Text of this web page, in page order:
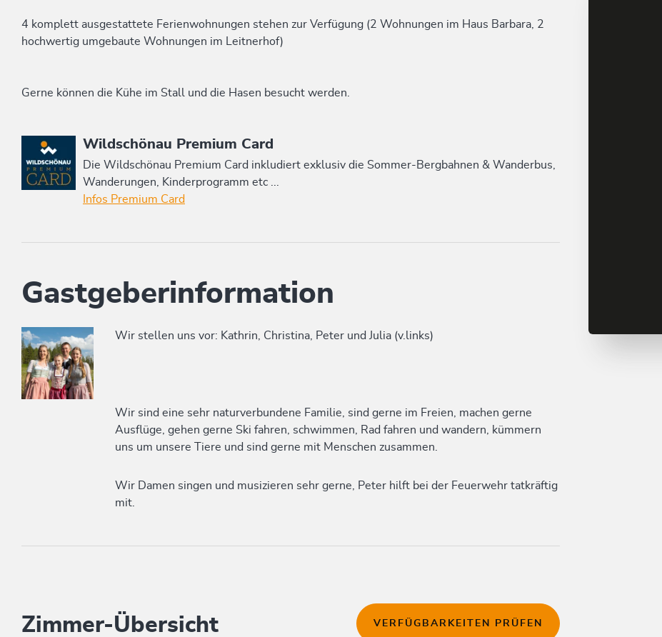
4 komplett ausgestattete Ferienwohnungen stehen zur Verfügung (2 Wohnungen im Haus Barbara, 2
hochwertig umgebaute Wohnungen im Leitnerhof)
Gerne können die Kühe im Stall und die Hasen besucht werden.
Diese Unterkunft ist Mitglied von
Wildschönau Premium Card
Die Wildschönau Premium Card inkludiert exklusiv die Sommer-Bergbahnen & Wanderbus,
Wanderungen, Kinderprogramm etc ...
Infos Premium Card
Gastgeberinformation
Wir stellen uns vor: Kathrin, Christina, Peter und Julia (v.links)
Wir sind eine sehr naturverbundene Familie, sind gerne im Freien, machen gerne
Ausflüge, gehen gerne Ski fahren, schwimmen, Rad fahren und wandern, kümmern
uns um unsere Tiere und sind gerne mit Menschen zusammen.
​Wir Damen singen und musizieren sehr gerne, Peter hilft bei der Feuerwehr tatkräftig
mit.
Zimmer-Übersicht VERFÜGBARKEITEN PRÜFEN